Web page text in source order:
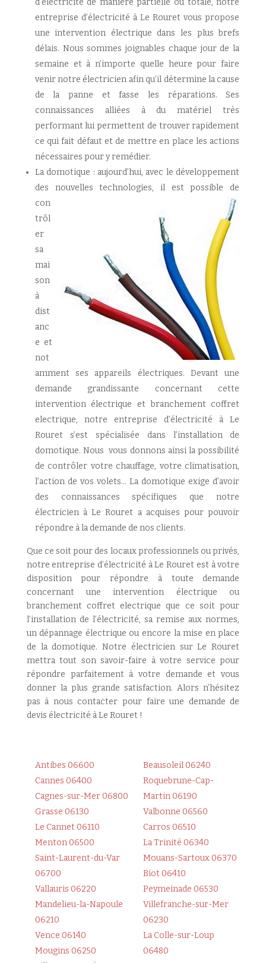
d’électricité de manière partielle ou totale, notre
entreprise d’électricité à Le Rouret vous propose
une intervention électrique dans les plus brefs
délais. Nous sommes joignables chaque jour de la
semaine et à n’importe quelle heure pour faire
venir notre électricien afin qu’il détermine la cause
de la panne et fasse les réparations. Ses
connaissances alliées à du matériel très
performant lui permettent de trouver rapidement
ce qui fait défaut et de mettre en place les actions
nécessaires pour y remédier.
La domotique : aujourd’hui, avec le développement
des nouvellestechnologies, il est possible de
con
trôl
er
sa
mai
son
à
dist
anc
e et
not
amment ses appareils électriques. Devant une
demande grandissante concernant cette
intervention électrique et branchement coffret
electrique, notre entreprise d’électricité à Le
Rouret s’est spécialisée dans l’installation de
domotique. Nous vous donnons ainsi la possibilité
de contrôler votre chauffage, votre climatisation,
l’action de vos volets… La domotique exige d’avoir
des connaissances spécifiques que notre
électricien à Le Rouret a acquises pour pouvoir
répondre à la demande de nos clients.
Que ce soit pour des locaux professionnels ou privés,
notre entreprise d’électricité à Le Rouret est à votre
disposition pour répondre à toute demande
concernant une intervention électrique ou
branchement coffret electrique que ce soit pour
l’installation de l’électricité, sa remise aux normes,
un dépannage électrique ou encore la mise en place
de la domotique. Notre électricien sur Le Rouret
mettra tout son savoir-faire à votre service pour
répondre parfaitement à votre demande et vous
donner la plus grande satisfaction. Alors n’hésitez
pas à nous contacter pour faire une demande de
devis électricité à Le Rouret !
Antibes 06600
Cannes 06400
Cagnes-sur-Mer 06800
Grasse 06130
Le Cannet 06110
Menton 06500
Saint-Laurent-du-Var
06700
Vallauris 06220
Mandelieu-la-Napoule
06210
Vence 06140
Mougins 06250
Beausoleil 06240
Roquebrune-Cap-
Martin 06190
Valbonne 06560
Carros 06510
La Trinité 06340
Mouans-Sartoux 06370
Biot 06410
Peymeinade 06530
Villefranche-sur-Mer
06230
La Colle-sur-Loup
06480